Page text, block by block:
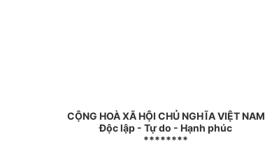
CỘNG HOÀ XÃ HỘI CHỦ NGHĨA VIỆT NAM
Độc lập - Tự do - Hạnh phúc
********